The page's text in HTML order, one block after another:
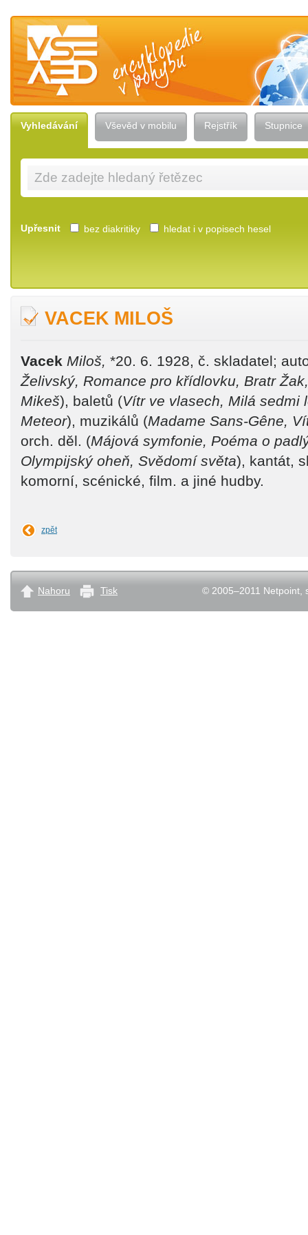
Vševěd — encyklopedie v pohybu
Vyhledávání Vševěd v mobilu Rejstřík Stupnice
Upřesnit bez diakritiky hledat i v popisech hesel
VACEK MILOŠ
Vacek Miloš, *20. 6. 1928, č. skladatel;
Želivský, Romance pro křídlovku, Bratr Žak,
Mikeš), baletů (Vítr ve vlasech, Milá sedmi
Meteor), muzikálů (Madame Sans-Gêne,
orch. děl. (Májová symfonie, Poéma o
Olympijský oheň, Svědomí světa), kantát,
komorní, scénické, film. a jiné hudby.
zpět
© 2005–2011 Netpoint,
Nahoru Tisk